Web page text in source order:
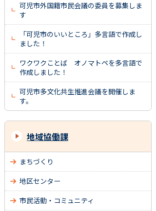
可児市外国籍市民会議の委員を募集しま
す
「可児市のいいところ」多言語で作成し
ました！
ワクワクことば オノマトペを多言語で
作成しました！
可児市多文化共生推進会議を開催しま
す。
地域協働課
まちづくり
地区センター
市民活動・コミュニティ